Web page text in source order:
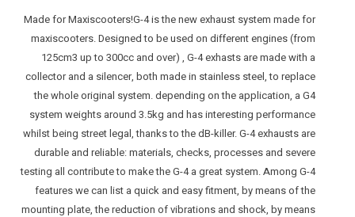
Made for Maxiscooters!G-4 is the new exhaust system made for
maxiscooters. Designed to be used on different engines (from
125cm3 up to 300cc and over) , G-4 exhasts are made with a
collector and a silencer, both made in stainless steel, to replace
the whole original system. depending on the application, a G4
system weights around 3.5kg and has interesting performance
whilst being street legal, thanks to the dB-killer. G-4 exhausts are
durable and reliable: materials, checks, processes and severe
testing all contribute to make the G-4 a great system. Among G-4
features we can list a quick and easy fitment, by means of the
mounting plate, the reduction of vibrations and shock, by means